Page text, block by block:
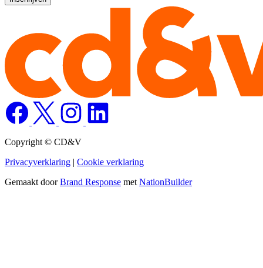
Copyright © CD&V
Privacyverklaring | Cookie verklaring
Gemaakt doorBrand Response met NationBuilder